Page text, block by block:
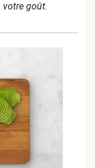
votre goût.